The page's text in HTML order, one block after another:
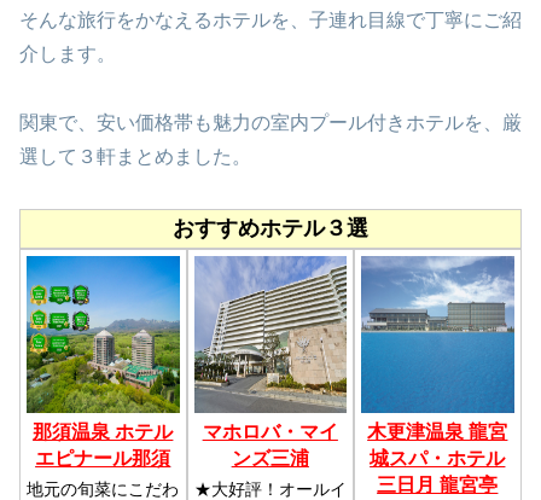
そんな旅行をかなえるホテルを、子連れ目線で丁寧にご紹
介します。
関東で、安い価格帯も魅力の室内プール付きホテルを、厳
選して３軒まとめました。
おすすめホテル３選
那須温泉 ホテル
エピナール那須
地元の旬菜にこだわ
マホロバ・マイ
ンズ三浦
★大好評！オールイ
木更津温泉 龍宮
城スパ・ホテル
三日月 龍宮亭